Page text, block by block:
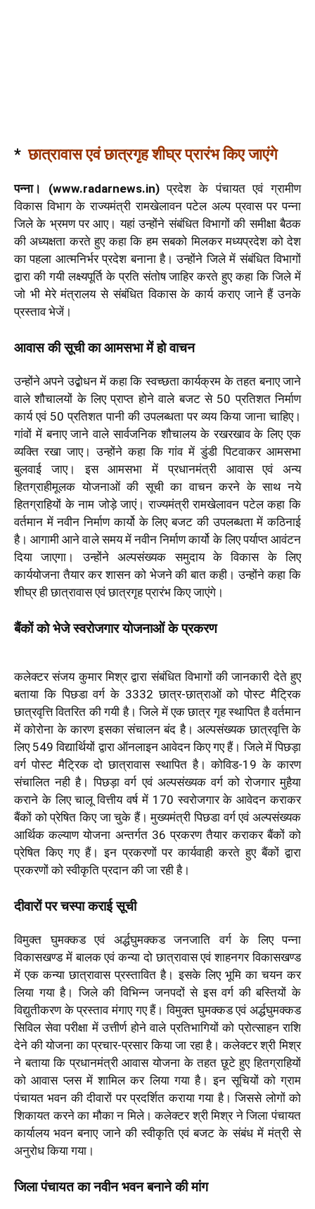
*छात्रावास एवं छात्रगृह शीघ्र प्रारंभ किए जाएंगे
पन्ना। (www.radarnews.in)प्रदेश के पंचायत एवं ग्रामीण
विकास विभाग के राज्यमंत्री रामखेलावन पटेल अल्प प्रवास पर पन्ना
जिले के भ्रमण पर आए। यहां उन्होंने संबंधित विभागों की समीक्षा बैठक
की अध्यक्षता करते हुए कहा कि हम सबको मिलकर मध्यप्रदेश को देश
का पहला आत्मनिर्भर प्रदेश बनाना है। उन्होंने जिले में संबंधित विभागों
द्वारा की गयी लक्ष्यपूर्ति के प्रति संतोष जाहिर करते हुए कहा कि जिले में
जो भी मेरे मंत्रालय से संबंधित विकास के कार्य कराए जाने हैं उनके
प्रस्ताव भेजें।
आवास की सूची का आमसभा में हो वाचन
उन्होंने अपने उद्बोधन में कहा कि स्वच्छता कार्यक्रम के तहत बनाए जाने
वाले शौचालयों के लिए प्राप्त होने वाले बजट से 50 प्रतिशत निर्माण
कार्य एवं 50 प्रतिशत पानी की उपलब्धता पर व्यय किया जाना चाहिए।
गांवों में बनाए जाने वाले सार्वजनिक शौचालय के रखरखाव के लिए एक
व्यक्ति रखा जाए। उन्होंने कहा कि गांव में डुंडी पिटवाकर आमसभा
बुलवाई जाए। इस आमसभा में प्रधानमंत्री आवास एवं अन्य
हितग्राहीमूलक योजनाओं की सूची का वाचन करने के साथ नये
हितग्राहियों के नाम जोड़े जाएं। राज्यमंत्री रामखेलावन पटेल कहा कि
वर्तमान में नवीन निर्माण कार्यो के लिए बजट की उपलब्धता में कठिनाई
है। आगामी आने वाले समय में नवीन निर्माण कार्यो के लिए पर्याप्त आवंटन
दिया जाएगा। उन्होंने अल्पसंख्यक समुदाय के विकास के लिए
कार्ययोजना तैयार कर शासन को भेजने की बात कही। उन्होंने कहा कि
शीघ्र ही छात्रावास एवं छात्रगृह प्रारंभ किए जाएंगे।
बैंकों को भेजे स्वरोजगार योजनाओं के प्रकरण
कलेक्टर संजय कुमार मिश्र द्वारा संबंधित विभागों की जानकारी देते हुए
बताया कि पिछडा वर्ग के 3332 छात्र-छात्राओं को पोस्ट मैट्रिक
छात्रवृत्ति वितरित की गयी है। जिले में एक छात्र गृह स्थापित है वर्तमान
में कोरोना के कारण इसका संचालन बंद है। अल्पसंख्यक छात्रवृत्ति के
लिए 549 विद्यार्थियों द्वारा ऑनलाइन आवेदन किए गए हैं। जिले में पिछड़ा
वर्ग पोस्ट मैट्रिक दो छात्रावास स्थापित है। कोविड-19 के कारण
संचालित नही है। पिछड़ा वर्ग एवं अल्पसंख्यक वर्ग को रोजगार मुहैया
कराने के लिए चालू वित्तीय वर्ष में 170 स्वरोजगार के आवेदन कराकर
बैंकों को प्रेषित किए जा चुके हैं। मुख्यमंत्री पिछडा वर्ग एवं अल्पसंख्यक
आर्थिक कल्याण योजना अन्तर्गत 36 प्रकरण तैयार कराकर बैंकों को
प्रेषित किए गए हैं। इन प्रकरणों पर कार्यवाही करते हुए बैंकों द्वारा
प्रकरणों को स्वीकृति प्रदान की जा रही है।
दीवारों पर चस्पा कराई सूची
विमुक्त घुमक्कड एवं अर्द्धघुमक्कड जनजाति वर्ग के लिए पन्ना
विकासखण्ड में बालक एवं कन्या दो छात्रावास एवं शाहनगर विकासखण्ड
में एक कन्या छात्रावास प्रस्तावित है। इसके लिए भूमि का चयन कर
लिया गया है। जिले की विभिन्न जनपदों से इस वर्ग की बस्तियों के
विद्युतीकरण के प्रस्ताव मंगाए गए हैं। विमुक्त घुमक्कड एवं अर्द्धघुमक्कड
सिविल सेवा परीक्षा में उत्तीर्ण होने वाले प्रतिभागियों को प्रोत्साहन राशि
देने की योजना का प्रचार-प्रसार किया जा रहा है। कलेक्टर श्री मिश्र
ने बताया कि प्रधानमंत्री आवास योजना के तहत छूटे हुए हितग्राहियों
को आवास प्लस में शामिल कर लिया गया है। इन सूचियों को ग्राम
पंचायत भवन की दीवारों पर प्रदर्शित कराया गया है। जिससे लोगों को
शिकायत करने का मौका न मिले। कलेक्टर श्री मिश्र ने जिला पंचायत
कार्यालय भवन बनाए जाने की स्वीकृति एवं बजट के संबंध में मंत्री से
अनुरोध किया गया।
जिला पंचायत का नवीन भवन बनाने की मांग